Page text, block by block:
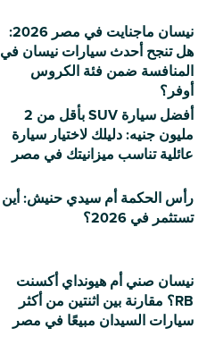
نيسان ماجنايت في مصر 2026:
هل تنجح أحدث سيارات نيسان في
المنافسة ضمن فئة الكروس
أوفر؟
أفضل سيارة SUV بأقل من 2
مليون جنيه: دليلك لاختيار سيارة
عائلية تناسب ميزانيتك في مصر
رأس الحكمة أم سيدي حنيش: أين
تستثمر في 2026؟
نيسان صني أم هيونداي أكسنت
RB؟ مقارنة بين اثنتين من أكثر
سيارات السيدان مبيعًا في مصر